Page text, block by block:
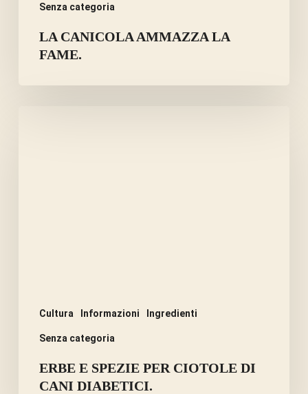
Senza categoria
LA CANICOLA AMMAZZA LA
FAME.
Cultura Informazioni Ingredienti
Senza categoria
ERBE E SPEZIE PER CIOTOLE DI
CANI DIABETICI.